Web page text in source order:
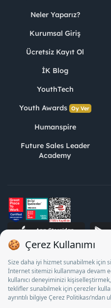
Neler Yaparız?
Kurumsal Giriş
Ücretsiz Kayıt Ol
İK Blog
YouthTech
Youth Awards Oy Ver
Humanspire
Future Sales Leader
Academy
STJ İnsan Kaynakları
Bürosu Olarak 13/05/
faaliyette bulunmak
18/04/2025 tarih ve